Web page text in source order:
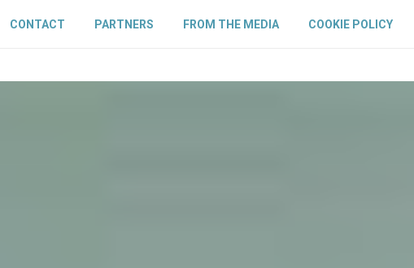
CONTACT PARTNERS FROM THE MEDIA COOKIE POLICY